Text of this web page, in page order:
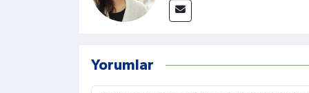
Yorumlar